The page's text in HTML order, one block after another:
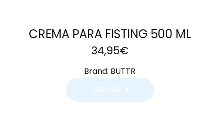
CREMA PARA FISTING 500 ML
34,95€
Brand: BUTTR
LEER MÁS